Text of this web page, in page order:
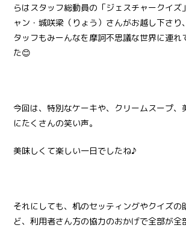
らはスタッフ総動員の「ジェスチャークイズ
ャン・城咲梁（りょう）さんがお越し下さり
タッフもみーんなを摩訶不思議な世界に連れ
た😊
今回は、特別なケーキや、クリームスープ、
にたくさんの笑い声。
美味しくて楽しい一日でしたね♪
それにしても、机のセッティングやクイズの
ど、利用者さん方の協力のおかげで全部が全